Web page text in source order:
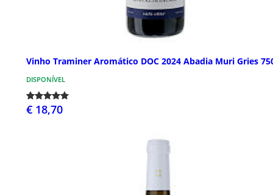
Vinho Traminer Aromático DOC 2024 Abadia Muri Gries
DISPONÍVEL
€ 18,70